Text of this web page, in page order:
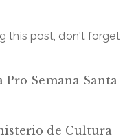
this post, don't forget
Semana Santa
de Cultura